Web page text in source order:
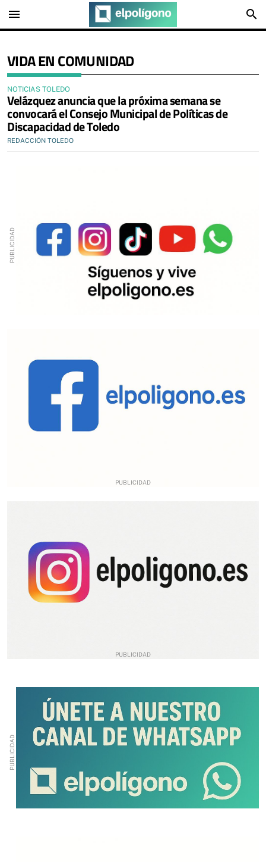
menu search
VIDA EN COMUNIDAD
NOTICIAS TOLEDO
Velázquez anuncia que la próxima semana se
convocará el Consejo Municipal de Políticas de
Discapacidad de Toledo
REDACCIÓN TOLEDO